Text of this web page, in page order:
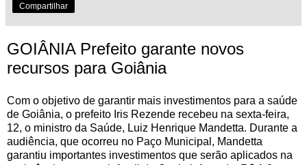
Compartilhar
GOIÂNIA Prefeito garante novos
recursos para Goiânia
Com o objetivo de garantir mais investimentos para a saúde
de Goiânia, o prefeito Iris Rezende recebeu na sexta-feira,
12, o ministro da Saúde, Luiz Henrique Mandetta. Durante a
audiência, que ocorreu no Paço Municipal, Mandetta
garantiu importantes investimentos que serão aplicados na